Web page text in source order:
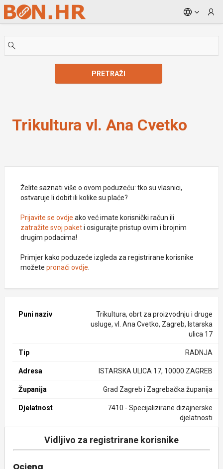
Skip to Main Content
PRETRAŽI
Trikultura vl. Ana Cvetko
Želite saznati više o ovom poduzeću: tko su vlasnici,
ostvaruje li dobit ili kolike su plaće?
Prijavite se ovdje ako već imate korisnički račun ili
zatražite svoj paketi osigurajte pristup ovim i brojnim
drugim podacima!
Primjer kako poduzeće izgleda za registrirane korisnike
možete pronaći ovdje
Puni naziv
Trikultura, obrt za proizvodnju i druge
usluge, vl. Ana Cvetko, Zagreb, Istarska
ulica 17
Tip RADNJA
Adresa ISTARSKA ULICA 17, 10000 ZAGREB
Županija Grad Zagreb i Zagrebačka županija
Djelatnost
7410 - Specijalizirane dizajnerske
djelatnosti
Vidljivo za registrirane korisnike